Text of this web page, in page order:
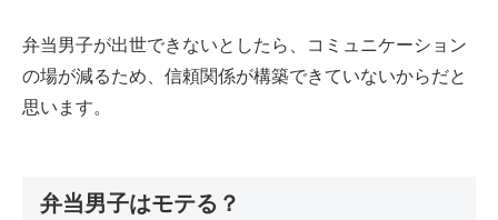
弁当男子が出世できないとしたら、コミュニケーション
の場が減るため、信頼関係が構築できていないからだと
思います。
弁当男子はモテる？